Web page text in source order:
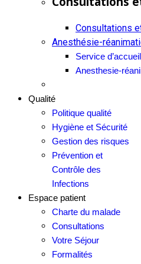
Consultations
Anesthésie-
Service
Anesthesie-
Qualité
Politique qualité
Hygiène et Sécurité
Gestion des risques
Prévention et
Contrôle des
Infections
Espace patient
Charte du malade
Consultations
Votre Séjour
Formalités